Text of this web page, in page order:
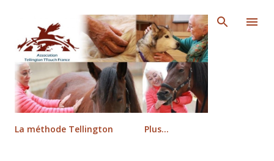
Accéder au contenu principal
La méthode Tellington Plus…